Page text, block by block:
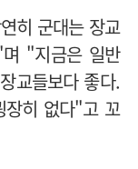
히 군대는 장교
"지금은 일반
교들보다 좋다.
장히 없다"고 꼬